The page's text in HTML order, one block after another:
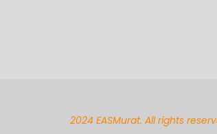
2024 EASMurat. All rights